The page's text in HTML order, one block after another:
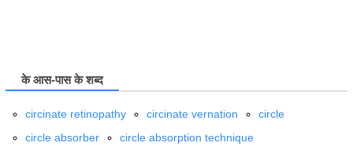
के आस-पास के शब्द
circinate retinopathy circinate vernation
circle
circle absorber
circle absorption technique